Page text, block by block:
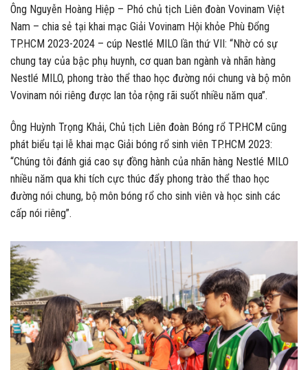
Ông Nguyễn Hoàng Hiệp – Phó chủ tịch Liên đoàn Vovinam Việt
Nam – chia sẻ tại khai mạc Giải Vovinam Hội khỏe Phù Đổng
TP.HCM 2023-2024 – cúp Nestlé MILO lần thứ VII: “Nhờ có sự
chung tay của bậc phụ huynh, cơ quan ban ngành và nhãn hàng
Nestlé MILO, phong trào thể thao học đường nói chung và bộ môn
Vovinam nói riêng được lan tỏa rộng rãi suốt nhiều năm qua”.
Ông Huỳnh Trọng Khải, Chủ tịch Liên đoàn Bóng rổ TP.HCM cũng
phát biểu tại lễ khai mạc Giải bóng rổ sinh viên TP.HCM 2023:
“Chúng tôi đánh giá cao sự đồng hành của nhãn hàng Nestlé MILO
nhiều năm qua khi tích cực thúc đẩy phong trào thể thao học
đường nói chung, bộ môn bóng rổ cho sinh viên và học sinh các
cấp nói riêng”.